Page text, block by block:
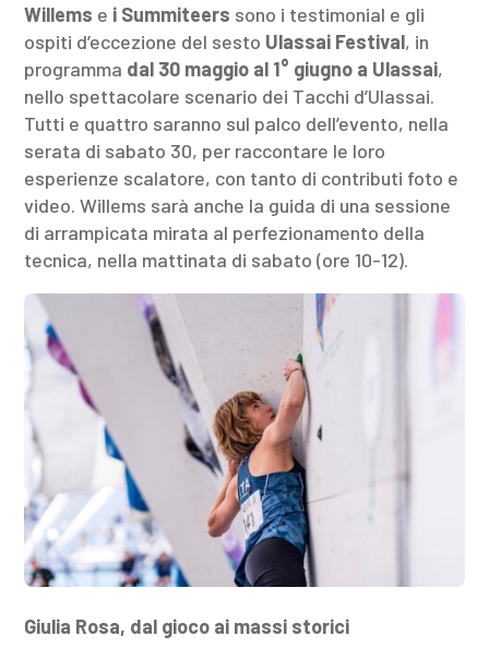
Willems e i Summiteers sono i testimonial e gli
ospiti d’eccezione del sesto Ulassai Festival, in
programma dal 30 maggio al 1° giugno a Ulassai,
nello spettacolare scenario dei Tacchi d’Ulassai.
Tutti e quattro saranno sul palco dell’evento, nella
serata di sabato 30, per raccontare le loro
esperienze scalatore, con tanto di contributi foto e
video. Willems sarà anche la guida di una sessione
di arrampicata mirata al perfezionamento della
tecnica, nella mattinata di sabato (ore 10-12).
Giulia Rosa, dal gioco ai massi storici